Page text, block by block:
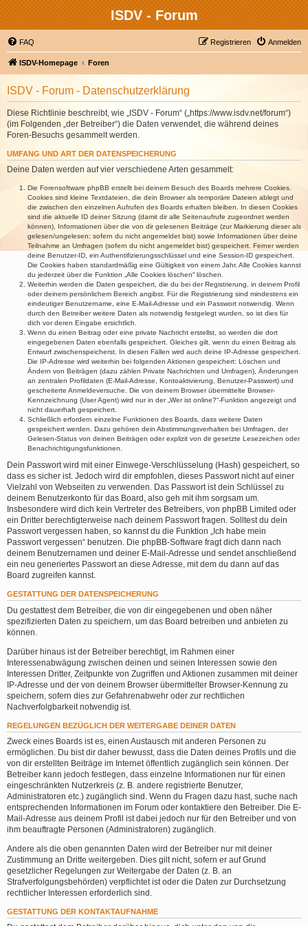
ISDV - Forum
FAQ Anmelden
Registrieren
ISDV-Homepage Foren
ISDV - Forum - Datenschutzerklärung
Diese Richtlinie beschreibt, wie „ISDV - Forum“ („https://www.isdv.net/forum“)
(im Folgenden „der Betreiber“) die Daten verwendet, die während deines
Foren-Besuchs gesammelt werden.
UMFANG UND ART DER DATENSPEICHERUNG
Deine Daten werden auf vier verschiedene Arten gesammelt:
Die Forensoftware phpBB erstellt bei deinem Besuch des Boards mehrere Cookies.
Cookies sind kleine Textdateien, die dein Browser als temporäre Dateien ablegt und
die zwischen den einzelnen Aufrufen des Boards erhalten bleiben. In diesen Cookies
sind die aktuelle ID deiner Sitzung (damit dir alle Seitenaufrufe zugeordnet werden
können), Informationen über die von dir gelesenen Beiträge (zur Markierung dieser als
gelesen/ungelesen; sofern du nicht angemeldet bist) sowie Informationen über deine
Teilnahme an Umfragen (sofern du nicht angemeldet bist) gespeichert. Ferner werden
deine Benutzer-ID, ein Authentifizierungsschlüssel und eine Session-ID gespeichert.
Die Cookies haben standardmäßig eine Gültigkeit von einem Jahr. Alle Cookies kannst
du jederzeit über die Funktion „Alle Cookies löschen“ löschen.
Weiterhin werden die Daten gespeichert, die du bei der Registrierung, in deinem Profil
oder deinem persönlichem Bereich angibst. Für die Registrierung sind mindestens ein
eindeutiger Benutzername, eine E-Mail-Adresse und ein Passwort notwendig. Wenn
durch den Betreiber weitere Daten als notwendig festgelegt wurden, so ist dies für
dich vor deren Eingabe ersichtlich.
Wenn du einen Beitrag oder eine private Nachricht erstellst, so werden die dort
eingegebenen Daten ebenfalls gespeichert. Gleiches gilt, wenn du einen Beitrag als
Entwurf zwischenspeicherst. In diesen Fällen wird auch deine IP-Adresse gespeichert.
Die IP-Adresse wird weiterhin bei folgenden Aktionen gespeichert: Löschen und
Ändern von Beiträgen (dazu zählen Private Nachrichten und Umfragen), Änderungen
an zentralen Profildaten (E-Mail-Adresse, Kontoaktivierung, Benutzer-Passwort) und
gescheiterte Anmeldeversuche. Die von deinem Browser übermittelte Browser-
Kennzeichnung (User Agent) wird nur in der „Wer ist online?“-Funktion angezeigt und
nicht dauerhaft gespeichert.
Schließlich erfordern einzelne Funktionen des Boards, dass weitere Daten
gespeichert werden. Dazu gehören dein Abstimmungsverhalten bei Umfragen, der
Gelesen-Status von deinen Beiträgen oder explizit von dir gesetzte Lesezeichen oder
Benachrichtigungsfunktionen.
Dein Passwort wird mit einer Einwege-Verschlüsselung (Hash) gespeichert, so
dass es sicher ist. Jedoch wird dir empfohlen, dieses Passwort nicht auf einer
Vielzahl von Webseiten zu verwenden. Das Passwort ist dein Schlüssel zu
deinem Benutzerkonto für das Board, also geh mit ihm sorgsam um.
Insbesondere wird dich kein Vertreter des Betreibers, von phpBB Limited oder
ein Dritter berechtigterweise nach deinem Passwort fragen. Solltest du dein
Passwort vergessen haben, so kannst du die Funktion „Ich habe mein
Passwort vergessen“ benutzen. Die phpBB-Software fragt dich dann nach
deinem Benutzernamen und deiner E-Mail-Adresse und sendet anschließend
ein neu generiertes Passwort an diese Adresse, mit dem du dann auf das
Board zugreifen kannst.
GESTATTUNG DER DATENSPEICHERUNG
Du gestattest dem Betreiber, die von dir eingegebenen und oben näher
spezifizierten Daten zu speichern, um das Board betreiben und anbieten zu
können.
Darüber hinaus ist der Betreiber berechtigt, im Rahmen einer
Interessenabwägung zwischen deinen und seinen Interessen sowie den
Interessen Dritter, Zeitpunkte von Zugriffen und Aktionen zusammen mit deiner
IP-Adresse und der von deinem Browser übermittelter Browser-Kennung zu
speichern, sofern dies zur Gefahrenabwehr oder zur rechtlichen
Nachverfolgbarkeit notwendig ist.
REGELUNGEN BEZÜGLICH DER WEITERGABE DEINER DATEN
Zweck eines Boards ist es, einen Austausch mit anderen Personen zu
ermöglichen. Du bist dir daher bewusst, dass die Daten deines Profils und die
von dir erstellten Beiträge im Internet öffentlich zugänglich sein können. Der
Betreiber kann jedoch festlegen, dass einzelne Informationen nur für einen
eingeschränkten Nutzerkreis (z. B. andere registrierte Benutzer,
Administratoren etc.) zugänglich sind. Wenn du Fragen dazu hast, suche nach
entsprechenden Informationen im Forum oder kontaktiere den Betreiber. Die E-
Mail-Adresse aus deinem Profil ist dabei jedoch nur für den Betreiber und von
ihm beauftragte Personen (Administratoren) zugänglich.
Andere als die oben genannten Daten wird der Betreiber nur mit deiner
Zustimmung an Dritte weitergeben. Dies gilt nicht, sofern er auf Grund
gesetzlicher Regelungen zur Weitergabe der Daten (z. B. an
Strafverfolgungsbehörden) verpflichtet ist oder die Daten zur Durchsetzung
rechtlicher Interessen erforderlich sind.
GESTATTUNG DER KONTAKTAUFNAHME